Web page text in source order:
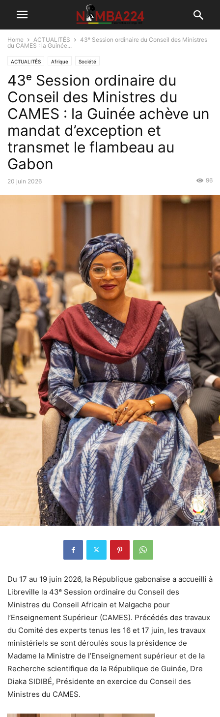
Home ACTUALITÉS
43ᵉ Session ordinaire du Conseil des Ministres
du CAMES : la Guinée...
ACTUALITÉS Afrique Société
43ᵉ Session ordinaire du
Conseil des Ministres du
CAMES : la Guinée achève un
mandat d’exception et
transmet le flambeau au
Gabon
20 juin 2026 96
Du 17 au 19 juin 2026, la République gabonaise a accueilli à
Libreville la 43ᵉ Session ordinaire du Conseil des
Ministres du Conseil Africain et Malgache pour
l’Enseignement Supérieur (CAMES). Précédés des travaux
du Comité des experts tenus les 16 et 17 juin, les travaux
ministériels se sont déroulés sous la présidence de
Madame la Ministre de l’Enseignement supérieur et de la
Recherche scientifique de la République de Guinée, Dre
Diaka SIDIBÉ, Présidente en exercice du Conseil des
Ministres du CAMES.